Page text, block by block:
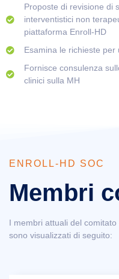
Proposte di revisione di
interventistici non
piattaforma Enroll-HD
Esamina le richieste
Fornisce consulenza
clinici sulla MH
ENROLL-HD SOC
Membri
I membri attuali del
sono visualizzati di seguito: